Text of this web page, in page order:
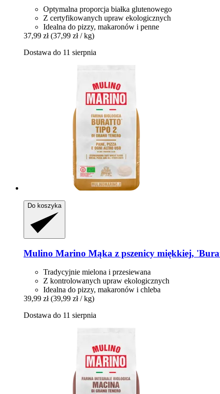
Optymalna proporcja białka glutenowego
Z certyfikowanych upraw ekologicznych
Idealna do pizzy, makaronów i penne
37,99 zł (37,99 zł / kg)
Dostawa do 11 sierpnia
Do koszyka
Mulino Marino Mąka z pszenicy miękkiej,
Tradycyjnie mielona i przesiewana
Z kontrolowanych upraw ekologicznych
Idealna do pizzy, makaronów i chleba
39,99 zł (39,99 zł / kg)
Dostawa do 11 sierpnia